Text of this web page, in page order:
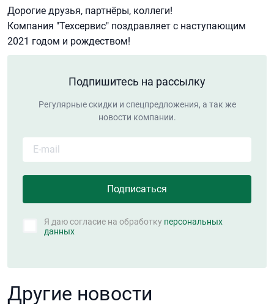
Дорогие друзья, партнёры, коллеги!
Компания "Техсервис" поздравляет с наступающим
2021 годом и рождеством!
Подпишитесь на рассылку
Регулярные скидки и спецпредложения, а так же
новости компании.
Я даю согласие на обработку персональных
данных
Другие новости